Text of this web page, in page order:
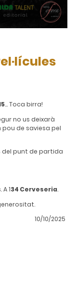
... Toca birra!
no us deixarà
pou de saviesa pel
del punt de partida
134 Cerveseria.
10/10/2025